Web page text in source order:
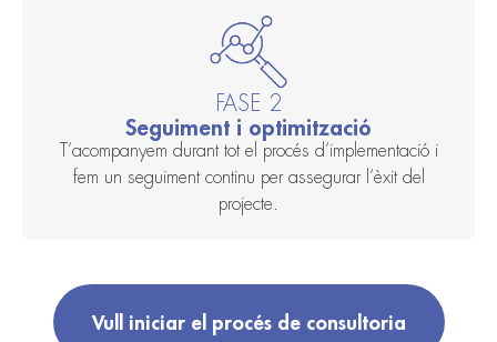
FASE 2
Seguiment i optimització
T’acompanyem durant tot el procés d’implementació i
fem un seguiment continu per assegurar l’èxit del
projecte.
Vull iniciar el procés de consultoria